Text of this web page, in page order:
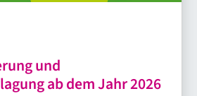
und
ab dem Jahr 2026